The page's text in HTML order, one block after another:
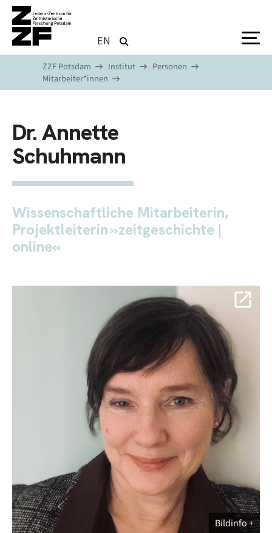
Direkt zum Inhalt
EN
ZZF Potsdam Institut
Personen
Mitarbeiter*innen
Dr. Annette
Schuhmann
Wissenschaftliche Mitarbeiterin,
Projektleiterin »zeitgeschichte |
online«
Bildinfo